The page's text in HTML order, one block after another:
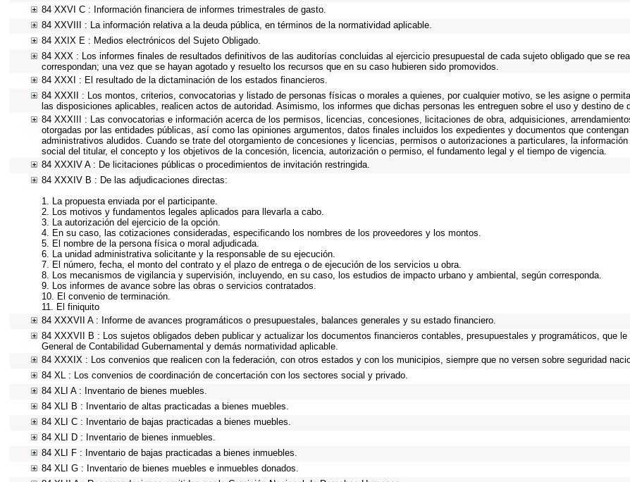
84 XXVI C : Información financiera de informes trimestrales de gasto.
84 XXVIII : La información relativa a la deuda pública, en términos de la normatividad aplicable.
84 XXIX E : Medios electrónicos del Sujeto Obligado.
84 XXX : Los informes finales de resultados definitivos de las auditorías concluidas al ejercicio presupuestal de cada sujeto obligado que se
correspondan; una vez que se hayan agotado y resuelto los recursos que en su caso hubieren sido promovidos.
84 XXXI : El resultado de la dictaminación de los estados financieros.
84 XXXII : Los montos, criterios, convocatorias y listado de personas físicas o morales a quienes, por cualquier motivo, se les asigne o
las disposiciones aplicables, realicen actos de autoridad. Asimismo, los informes que dichas personas les entreguen sobre el uso y destino de
84 XXXIII : Las convocatorias e información acerca de los permisos, licencias, concesiones, licitaciones de obra, adquisiciones,
otorgadas por las entidades públicas, así como las opiniones argumentos, datos finales incluidos los expedientes y documentos que
administrativos aludidos. Cuando se trate del otorgamiento de concesiones y licencias, permisos o autorizaciones a particulares, la
social del titular, el concepto y los objetivos de la concesión, licencia, autorización o permiso, el fundamento legal y el tiempo de vigencia.
84 XXXIV A : De licitaciones públicas o procedimientos de invitación restringida.
84 XXXIV B : De las adjudicaciones directas:
1. La propuesta enviada por el participante.
2. Los motivos y fundamentos legales aplicados para llevarla a cabo.
3. La autorización del ejercicio de la opción.
4. En su caso, las cotizaciones consideradas, especificando los nombres de los proveedores y los montos.
5. El nombre de la persona física o moral adjudicada.
6. La unidad administrativa solicitante y la responsable de su ejecución.
7. El número, fecha, el monto del contrato y el plazo de entrega o de ejecución de los servicios u obra.
8. Los mecanismos de vigilancia y supervisión, incluyendo, en su caso, los estudios de impacto urbano y ambiental, según corresponda.
9. Los informes de avance sobre las obras o servicios contratados.
10. El convenio de terminación.
11. El finiquito
84 XXXVII A : Informe de avances programáticos o presupuestales, balances generales y su estado financiero.
84 XXXVII B : Los sujetos obligados deben publicar y actualizar los documentos financieros contables, presupuestales y programáticos, que
General de Contabilidad Gubernamental y demás normatividad aplicable.
84 XXXIX : Los convenios que realicen con la federación, con otros estados y con los municipios, siempre que no versen sobre seguridad
84 XL : Los convenios de coordinación de concertación con los sectores social y privado.
84 XLI A : Inventario de bienes muebles.
84 XLI B : Inventario de altas practicadas a bienes muebles.
84 XLI C : Inventario de bajas practicadas a bienes muebles.
84 XLI D : Inventario de bienes inmuebles.
84 XLI F : Inventario de bajas practicadas a bienes inmuebles.
84 XLI G : Inventario de bienes muebles e inmuebles donados.